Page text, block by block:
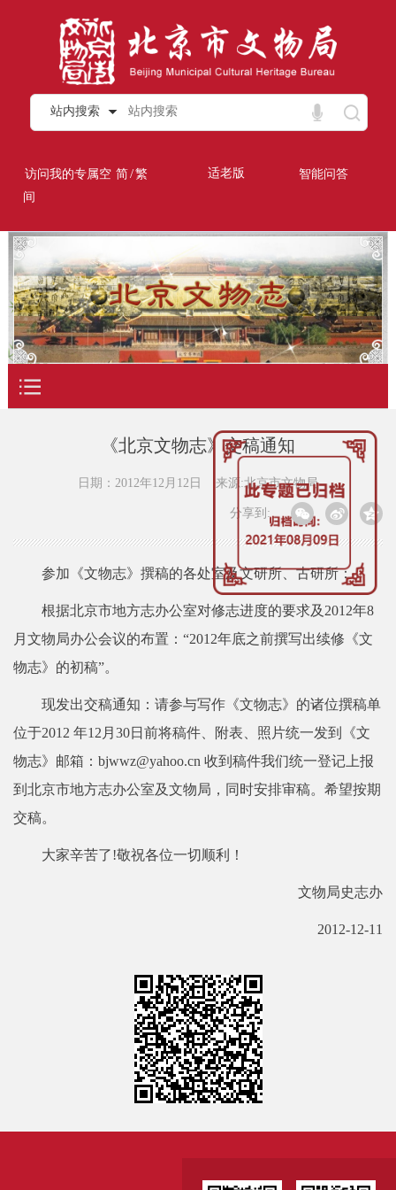
站内搜索
访问我的专属空
间
简/繁 适老版 智能问答
《北京文物志》交稿通知
日期：2012年12月12日 来源:北京市文物局
分享到:
参加《文物志》撰稿的各处室及文研所、古研所：
根据北京市地方志办公室对修志进度的要求及2012年8
月文物局办公会议的布置：“2012年底之前撰写出续修《文
物志》的初稿”。
现发出交稿通知：请参与写作《文物志》的诸位撰稿单
位于2012 年12月30日前将稿件、附表、照片统一发到《文
物志》邮箱： bjwwz@yahoo.cn 收到稿件我们统一登记上报
到北京市地方志办公室及文物局，同时安排审稿。希望按期
交稿。
大家辛苦了!敬祝各位一切顺利！
文物局史志办
2012-12-11